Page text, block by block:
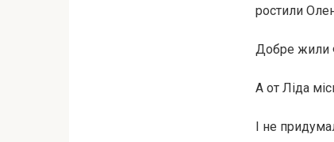
ростили
Добре жили
А от Ліда
І не